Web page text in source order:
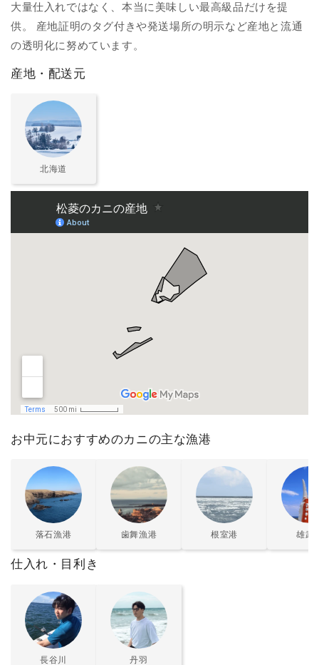
大量仕入れではなく、本当に美味しい最高級品だけを提
供。 産地証明のタグ付きや発送場所の明示など産地と流通
の透明化に努めています。
産地・配送元
北海道
お中元におすすめのカニの主な漁港
落石漁港 歯舞漁港 根室港 雄武
仕入れ・目利き
長谷川 丹羽